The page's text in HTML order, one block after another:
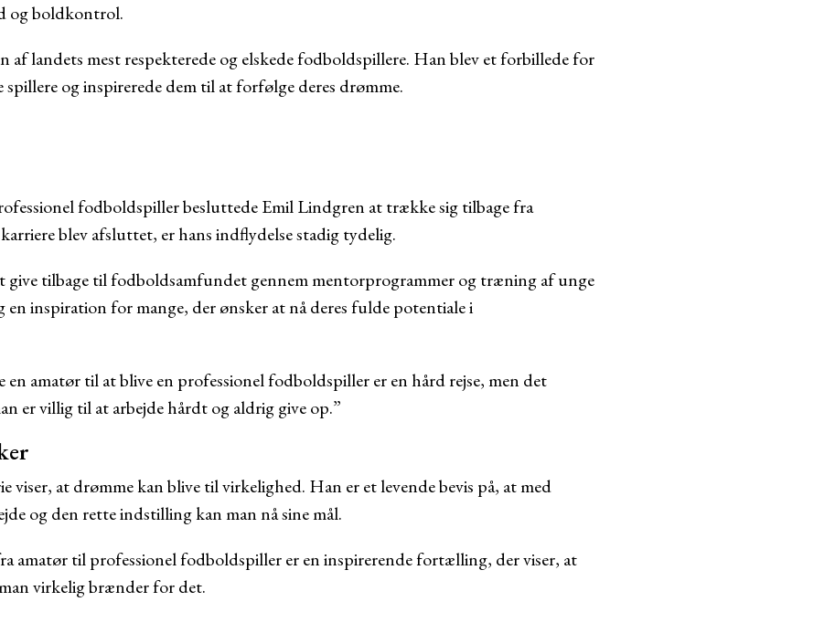
og boldkontrol.
af landets mest respekterede og elskede fodboldspillere. Han blev et forbillede for
spillere og inspirerede dem til at forfølge deres drømme.
fodboldspiller besluttede Emil Lindgren at trække sig tilbage fra
blev afsluttet, er hans indflydelse stadig tydelig.
give tilbage til fodboldsamfundet gennem mentorprogrammer og træning af unge
en inspiration for mange, der ønsker at nå deres fulde potentiale i
en amatør til at blive en professionel fodboldspiller er en hård rejse, men det
er villig til at arbejde hårdt og aldrig give op.”
viser, at drømme kan blive til virkelighed. Han er et levende bevis på, at med
og den rette indstilling kan man nå sine mål.
amatør til professionel fodboldspiller er en inspirerende fortælling, der viser, at
virkelig brænder for det.